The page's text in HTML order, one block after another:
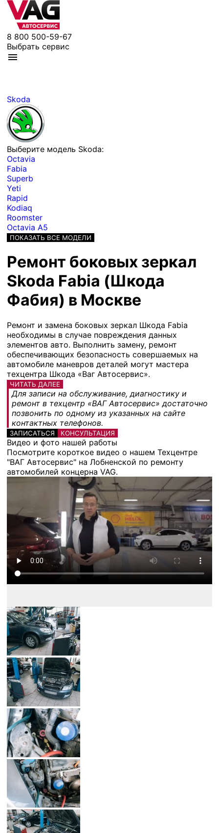
8 800 500-59-67
Выбрать сервис
Skoda
Выберите модель Skoda:
Octavia
Fabia
Superb
Yeti
Rapid
Kodiaq
Roomster
Octavia A5
ПОКАЗАТЬ ВСЕ МОДЕЛИ
Ремонт боковых зеркал
Skoda Fabia (Шкода
Фабия) в Москве
Ремонт и замена боковых зеркал Шкода Fabia
необходимы в случае повреждения данных
элементов авто. Выполнить замену, ремонт
обеспечивающих безопасность совершаемых на
автомобиле маневров деталей могут мастера
техцентра Шкода «Ваг Автосервис».
ЧИТАТЬ ДАЛЕЕ
Для записи на обслуживание, диагностику и
ремонт в техцентр «ВАГ Автосервис» достаточно
позвонить по одному из указанных на сайте
контактных телефонов.
ЗАПИСАТЬСЯ КОНСУЛЬТАЦИЯ
Видео и фото нашей работы
Посмотрите короткое видео о нашем Техцентре
"ВАГ Автосервис" на Лобненской по ремонту
автомобилей концерна VAG.